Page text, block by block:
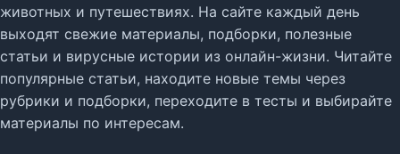
животных и путешествиях. На сайте каждый день
выходят свежие материалы, подборки, полезные
статьи и вирусные истории из онлайн-жизни. Читайте
популярные статьи, находите новые темы через
рубрики и подборки, переходите в тесты и выбирайте
материалы по интересам.